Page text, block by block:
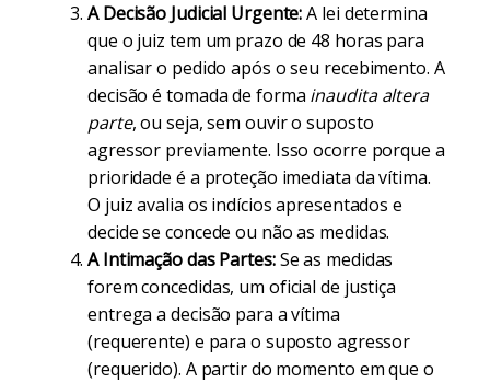
A Decisão Judicial Urgente:A lei determina
que o juiz tem um prazo de 48 horas para
analisar o pedido após o seu recebimento. A
decisão é tomada de forma inaudita altera
parte, ou seja, sem ouvir o suposto
agressor previamente. Isso ocorre porque a
prioridade é a proteção imediata da vítima.
O juiz avalia os indícios apresentados e
decide se concede ou não as medidas.
A Intimação das Partes:Se as medidas
forem concedidas, um oficial de justiça
entrega a decisão para a vítima
(requerente) e para o suposto agressor
(requerido). A partir do momento em que o